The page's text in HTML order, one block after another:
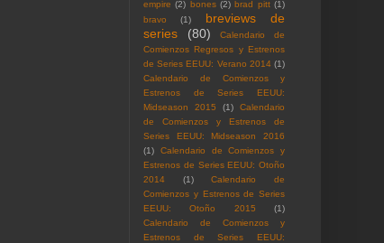
empire (2) bones (2) brad pitt (1)
bravo
(1)
breviews de
series
(80)
Calendario de
Comienzos Regresos y Estrenos
de Series EEUU: Verano 2014 (1)
Calendario de Comienzos y
Estrenos de Series EEUU:
Midseason 2015
(1)
Calendario
de Comienzos y Estrenos de
Series EEUU: Midseason 2016
(1)
Calendario de Comienzos y
Estrenos de Series EEUU: Otoño
2014
(1)
Calendario de
Comienzos y Estrenos de Series
EEUU: Otoño 2015
(1)
Calendario de Comienzos y
Estrenos de Series EEUU: